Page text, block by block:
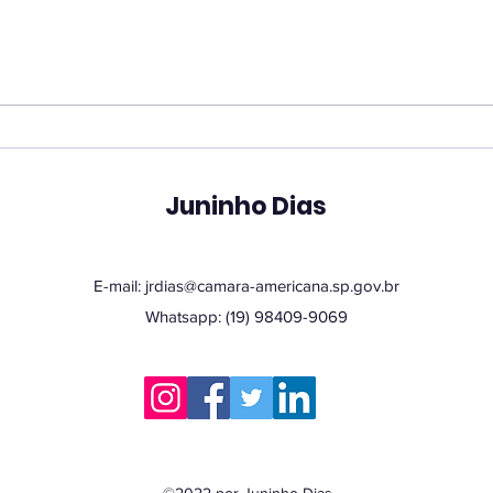
propõe programa que
tecnologiaJuninho Dias
E-mail: jrdias@camara-americana.sp.gov.br
Whatsapp: (19) 98409-9069